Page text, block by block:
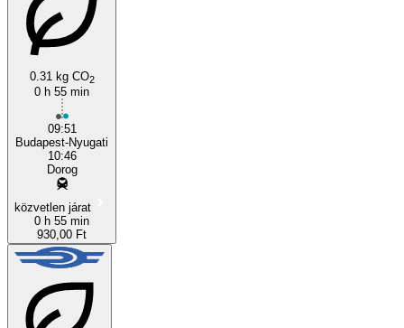
0.31 kg CO2
0 h 55 min
09:51
Budapest-Nyugati
10:46
Dorog
közvetlen járat
0 h 55 min
930,00 Ft